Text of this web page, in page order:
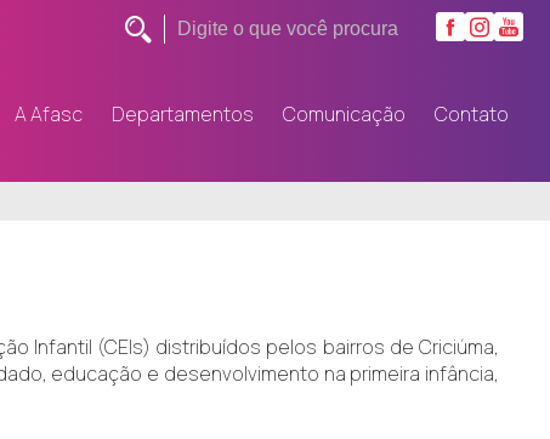
A Afasc Departamentos Comunicação Contato
Infantil (CEIs) distribuídos pelos bairros de Criciúma,
educação e desenvolvimento na primeira infância,